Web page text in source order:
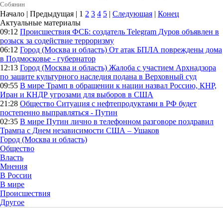
Собянин
Начало | Предыдущая | 1 2 3 4 5 | Следующая | Конец
Актуальные материалы
09:12 Происшествия ФСБ: создатель Telegram Дуров объявлен в
розыск за содействие терроризму
06:12 Город (Москва и область) От атак БПЛА повреждены дома
в Подмосковье - губернатор
12:13 Город (Москва и область) Жалоба с участием Архнадзора
по защите культурного наследия подана в Верховный суд
09:55 В мире Трамп в обращении к нации назвал Россию, КНР,
Иран и КНДР угрозами для выборов в США
21:28 Общество Ситуация с нефтепродуктами в РФ будет
постепенно выправляться - Путин
02:35 В мире Путин лично в телефонном разговоре поздравил
Трампа с Днем независимости США – Ушаков
Город (Москва и область)
Общество
Власть
Мнения
В России
В мире
Происшествия
Другое